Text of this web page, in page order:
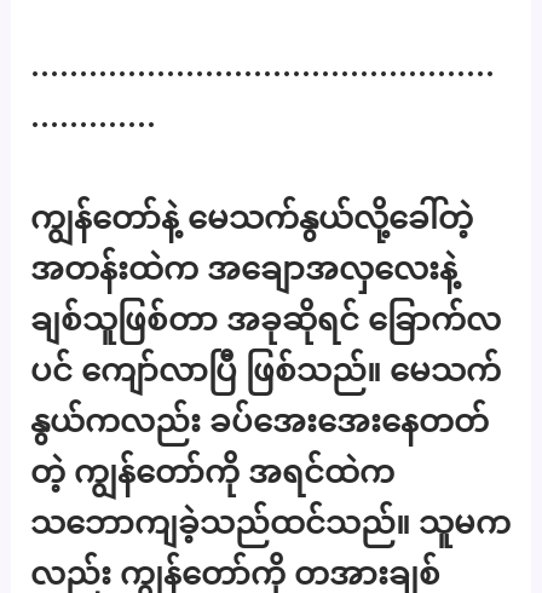
…………………………………………
………….
ကျွန်တော်နဲ့ မေသက်နွယ်လို့ခေါ်တဲ့
အတန်းထဲက အချောအလှလေးနဲ့
ချစ်သူဖြစ်တာ အခုဆိုရင် ခြောက်လ
ပင် ကျော်လာပြီ ဖြစ်သည်။ မေသက်
နွယ်ကလည်း ခပ်အေးအေးနေတတ်
တဲ့ ကျွန်တော်ကို အရင်ထဲက
သဘောကျခဲ့သည်ထင်သည်။ သူမက
လည်း ကျွန်တော်ကို တအားချစ်